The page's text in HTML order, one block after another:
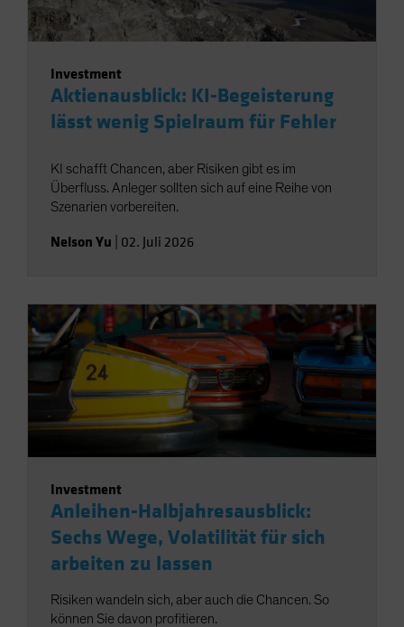
Investment
Aktienausblick: KI-Begeisterung
lässt wenig Spielraum für Fehler
KI schafft Chancen, aber Risiken gibt es im
Überfluss. Anleger sollten sich auf eine Reihe von
Szenarien vorbereiten.
Nelson Yu 02. Juli 2026
Investment
Anleihen-Halbjahresausblick:
Sechs Wege, Volatilität für sich
arbeiten zu lassen
Risiken wandeln sich, aber auch die Chancen. So
können Sie davon profitieren.